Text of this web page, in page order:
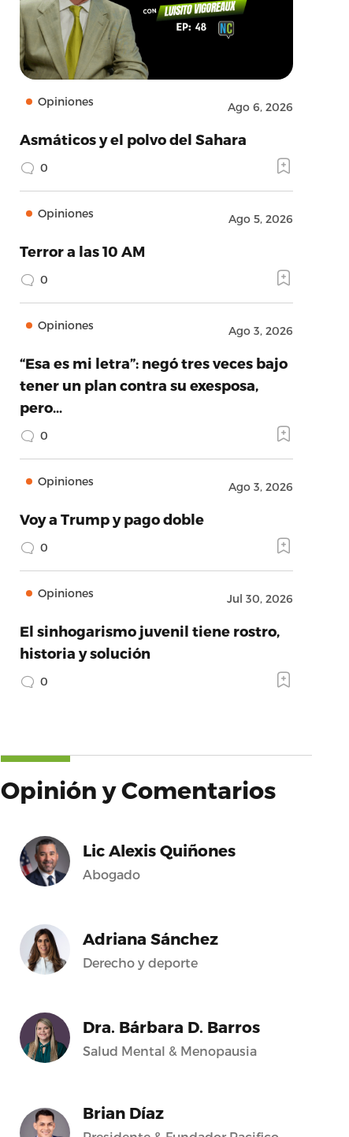
Opiniones Ago 6, 2026
Asmáticos y el polvo del Sahara
0
Opiniones Ago 5, 2026
Terror a las 10 AM
0
Opiniones Ago 3, 2026
“Esa es mi letra”: negó tres veces bajo
tener un plan contra su exesposa,
pero…
0
Opiniones Ago 3, 2026
Voy a Trump y pago doble
0
Opiniones Jul 30, 2026
El sinhogarismo juvenil tiene rostro,
historia y solución
0
Opinión y Comentarios
Lic Alexis Quiñones
Abogado
Adriana Sánchez
Derecho y deporte
Dra. Bárbara D. Barros
Salud Mental & Menopausia
Brian Díaz